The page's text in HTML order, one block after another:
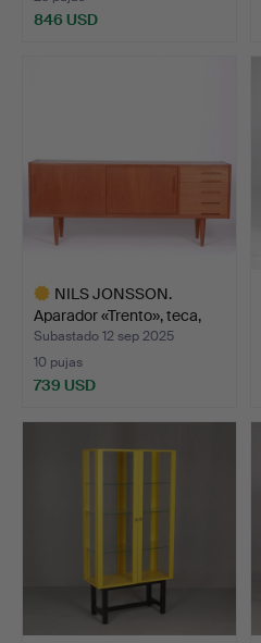
846 USD
NILS JONSSON.
Aparador «Trento», teca,
Tro…
Subastado 12 sep 2025
10 pujas
739 USD